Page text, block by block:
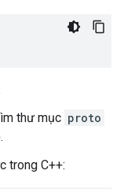
thư mục proto
trong C++: